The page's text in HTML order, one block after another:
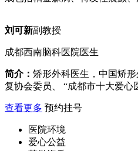
刘可新副教授
成都西南脑科医院医生
简介： 矫形外科医生，中国矫
复协会委员、 “成都市十大爱心
查看更多 预约挂号
医院环境
爱心公益